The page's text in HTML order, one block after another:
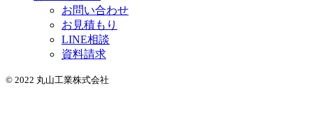
お問い合わせ
お見積もり
LINE相談
資料請求
© 2022 丸山工業株式会社